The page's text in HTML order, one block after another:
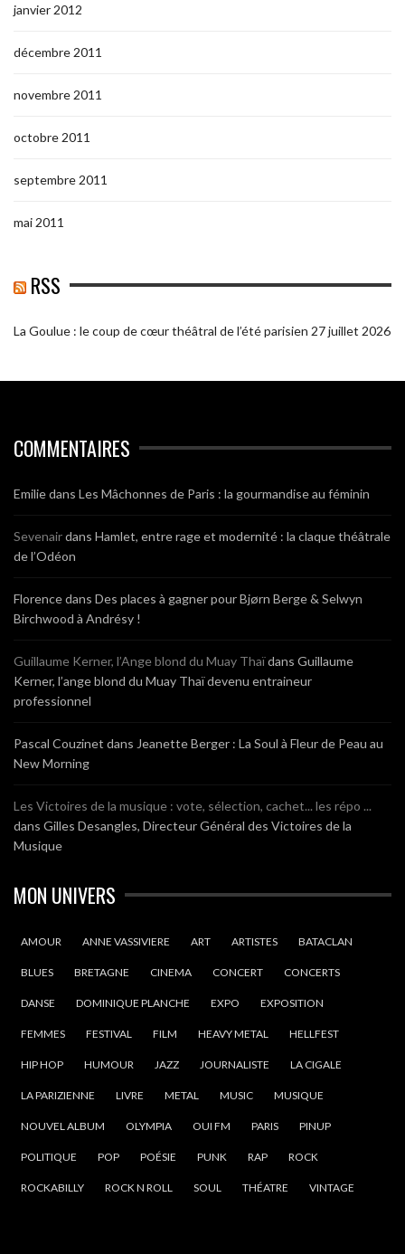
janvier 2012
décembre 2011
novembre 2011
octobre 2011
septembre 2011
mai 2011
RSS
La Goulue : le coup de cœur théâtral de l’été parisien 27 juillet 2026
COMMENTAIRES
Emiliedans Les Mâchonnes de Paris : la gourmandise au féminin
Sevenairdans Hamlet, entre rage et modernité : la claque théâtrale
de l’Odéon
Florencedans Des places à gagner pour Bjørn Berge & Selwyn
Birchwood à Andrésy !
Guillaume Kerner, l’Ange blond du Muay Thaïdans Guillaume
Kerner, l’ange blond du Muay Thaï devenu entraineur
professionnel
Pascal Couzinet dans Jeanette Berger : La Soul à Fleur de Peau au
New Morning
Les Victoires de la musique : vote, sélection, cachet... les répo ...
dans Gilles Desangles, Directeur Général des Victoires de la
Musique
MON UNIVERS
AMOUR ANNE VASSIVIERE ART ARTISTES BATACLAN
BLUES BRETAGNE CINEMA CONCERT CONCERTS
DANSE DOMINIQUE PLANCHE EXPO EXPOSITION
FEMMES FESTIVAL FILM HEAVY METAL HELLFEST
HIP HOP HUMOUR JAZZ JOURNALISTE LA CIGALE
LA PARIZIENNE LIVRE METAL MUSIC MUSIQUE
NOUVEL ALBUM OLYMPIA OUI FM PARIS PINUP
POLITIQUE POP POÉSIE PUNK RAP ROCK
ROCKABILLY ROCK N ROLL SOUL THÉATRE VINTAGE